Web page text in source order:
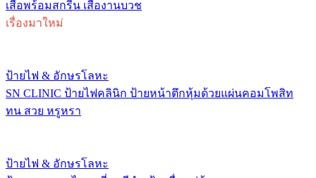
เสื้อพร้อมสกรีน เสื้องานบวช
เรื่องมาใหม่
ป้ายไฟ & อักษรโลหะ
SN CLINIC ป้ายไฟคลินิก ป้ายหน้าตึกหุ้มด้วยแผ่นคอมโพสิท
ทน สวย หรูหรา
ป้ายไฟ & อักษรโลหะ